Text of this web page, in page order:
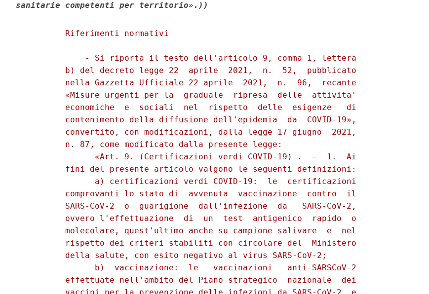
sanitarie competenti per territorio».))
          Riferimenti normativi
              - Si riporta il testo dell'articolo 9, comma 1, lettera
          b) del decreto legge 22  aprile  2021,  n.  52,  pubblicato
          nella Gazzetta Ufficiale 22 aprile  2021,  n.  96,  recante
          «Misure urgenti per la  graduale  ripresa  delle  attivita'
          economiche  e  sociali  nel  rispetto  delle  esigenze   di
          contenimento della diffusione dell'epidemia  da  COVID-19»,
          convertito, con modificazioni, dalla legge 17 giugno  2021,
          n. 87, come modificato dalla presente legge:
                «Art. 9. (Certificazioni verdi COVID-19) .  -  1.  Ai
          fini del presente articolo valgono le seguenti definizioni:
                a) certificazioni verdi COVID-19:  le  certificazioni
          comprovanti lo stato di  avvenuta  vaccinazione  contro  il
          SARS-CoV-2  o  guarigione  dall'infezione  da   SARS-CoV-2,
          ovvero l'effettuazione  di  un  test  antigenico  rapido  o
          molecolare, quest'ultimo anche su campione salivare  e  nel
          rispetto dei criteri stabiliti con circolare del  Ministero
          della salute, con esito negativo al virus SARS-CoV-2;
                b)  vaccinazione:  le   vaccinazioni   anti-SARSCoV-2
          effettuate nell'ambito del Piano strategico  nazionale  dei